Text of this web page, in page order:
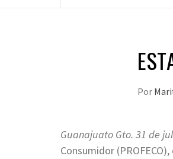
Por
Guanajuato Gto. 31 de
Consumidor